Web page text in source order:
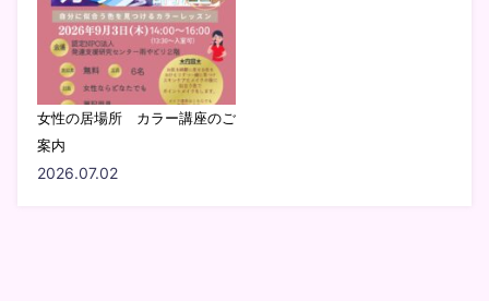
女性の居場所 カラー講座のご
案内
2026.07.02